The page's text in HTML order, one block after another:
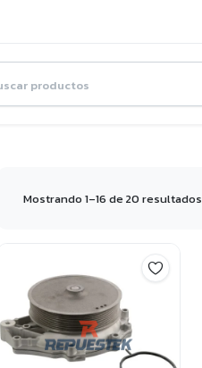
Mostrando 1–16 de 20 resultados